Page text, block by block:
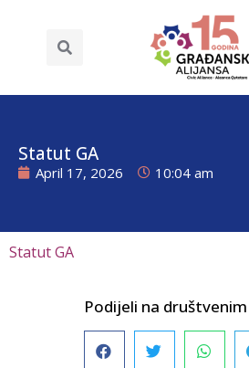
Statut GA
April 17, 2026 10:04 am
Statut GA
Podijeli na